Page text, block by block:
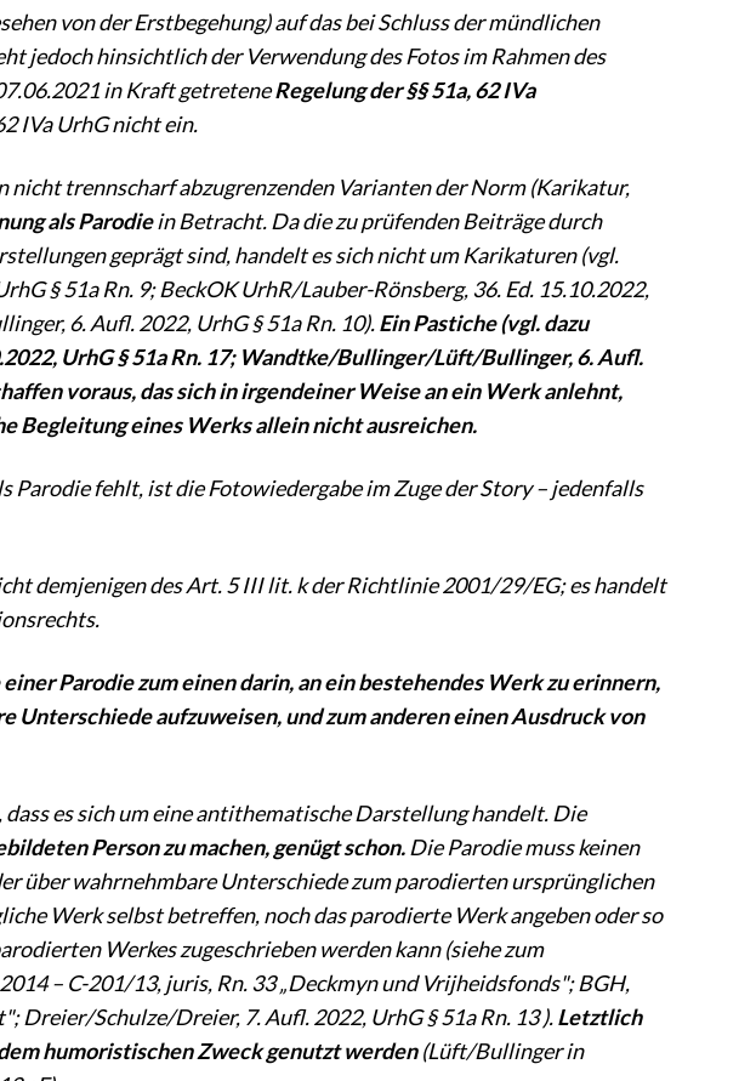
von der Erstbegehung) auf das bei Schluss der mündlichen
jedoch hinsichtlich der Verwendung des Fotos im Rahmen des
in Kraft getreteneRegelung der §§ 51a, 62 IVa
IVa UrhG nicht ein.
nicht trennscharf abzugrenzenden Varianten der Norm (Karikatur,
als Parodiein Betracht. Da die zu prüfenden Beiträge durch
geprägt sind, handelt es sich nicht um Karikaturen (vgl.
§ 51a Rn. 9; BeckOK UrhR/Lauber-Rönsberg, 36. Ed. 15.10.2022,
6. Aufl. 2022, UrhG § 51a Rn. 10).Ein Pastiche (vgl. dazu
UrhG § 51a Rn. 17; Wandtke/Bullinger/Lüft/Bullinger, 6. Aufl.
voraus, das sich in irgendeiner Weise an ein Werk anlehnt,
Begleitung eines Werks allein nicht ausreichen.
Parodie fehlt, ist die Fotowiedergabe im Zuge der Story – jedenfalls
demjenigen des Art. 5 III lit. k der Richtlinie 2001/29/EG; es handelt
Parodie zum einen darin, an ein bestehendes Werk zu erinnern,
Unterschiede aufzuweisen, und zum anderen einen Ausdruck von
es sich um eine antithematische Darstellung handelt. Die
Person zu machen, genügt schon. Die Parodie muss keinen
über wahrnehmbare Unterschiede zum parodierten ursprünglichen
Werk selbst betreffen, noch das parodierte Werk angeben oder so
Werkes zugeschrieben werden kann (siehe zum
– C-201/13, juris, Rn. 33 „Deckmyn und Vrijheidsfonds"; BGH,
Dreier/Schulze/Dreier, 7. Aufl. 2022, UrhG § 51a Rn. 13 ).Letztlich
humoristischen Zweck genutzt werden (Lüft/Bullinger in